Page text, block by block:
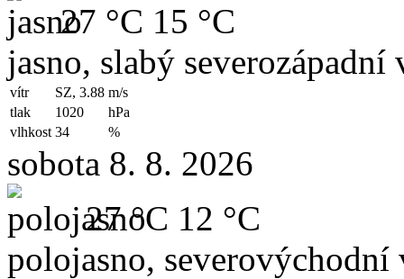
27 °C 15 °C
jasno, slabý severozápadní
vítr SZ, 3.88 m/s
tlak
1020
hPa
vlhkost 34 %
sobota 8. 8. 2026
27 °C 12 °C
polojasno, severovýchodní